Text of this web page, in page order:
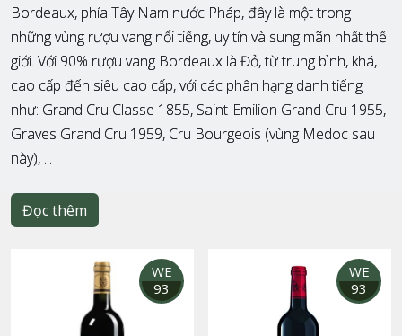
Bordeaux, phía Tây Nam nước Pháp, đây là một trong
những vùng rượu vang nổi tiếng, uy tín và sung mãn nhất thế
giới. Với 90% rượu vang Bordeaux là Đỏ, từ trung bình, khá,
cao cấp đến siêu cao cấp, với các phân hạng danh tiếng
như: Grand Cru Classe 1855, Saint-Emilion Grand Cru 1955,
Graves Grand Cru 1959, Cru Bourgeois (vùng Medoc sau
này), ...
Đọc thêm
WE
93
WE
93